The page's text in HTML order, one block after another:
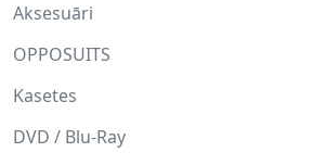
Aksesuāri
OPPOSUITS
Kasetes
DVD / Blu-Ray